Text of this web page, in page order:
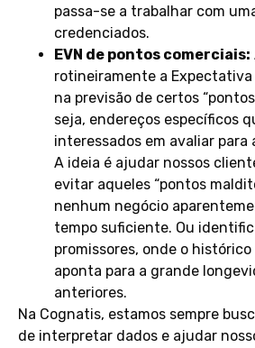
passa-se a trabalhar com
credenciados.
EVN de pontos comerciais:
rotineiramente a Expectativa
na previsão de certos
seja, endereços específicos
interessados em avaliar para
A ideia é ajudar nossos
evitar aqueles “pontos
nenhum negócio
tempo suficiente. Ou
promissores, onde o
aponta para a grande
anteriores.
Na Cognatis, estamos sempre
de interpretar dados e ajudar